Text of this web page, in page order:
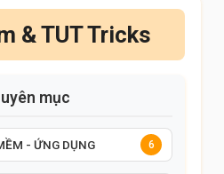
& TUT Tricks
mục
- ỨNG DỤNG 6